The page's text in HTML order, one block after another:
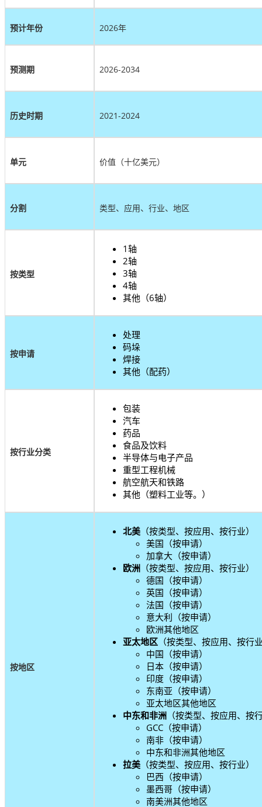
预计年份 2026年
预测期 2026-2034
历史时期 2021-2024
单元 价值（十亿美元）
分割 类型、应用、行业、地区
按类型
1轴
2轴
3轴
4轴
其他（6轴）
按申请
处理
码垛
焊接
其他（配药）
按行业分类
包装
汽车
药品
食品及饮料
半导体与电子产品
重型工程机械
航空航天和铁路
其他（塑料工业等。）
按地区
北美 （按类型、按应用、按行业）
美国（按申请）
加拿大（按申请）
欧洲 （按类型、按应用、按行业）
德国（按申请）
英国（按申请）
法国（按申请）
意大利（按申请）
欧洲其他地区
亚太地区 （按类型、按应用、按行
中国（按申请）
日本（按申请）
印度（按申请）
东南亚（按申请）
亚太地区其他地区
中东和非洲 （按类型、按应用、按
GCC（按申请）
南非（按申请）
中东和非洲其他地区
拉美 （按类型、按应用、按行业）
巴西（按申请）
墨西哥（按申请）
南美洲其他地区